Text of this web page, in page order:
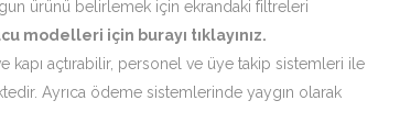
ürünü belirlemek için ekrandaki filtreleri
modelleri için burayı tıklayınız.
kapı açtırabilir, personel ve üye takip sistemleri ile
Ayrıca ödeme sistemlerinde yaygın olarak